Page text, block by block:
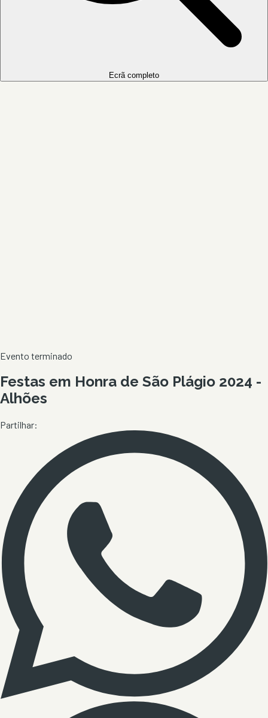
Ecrã completo
Evento terminado
Festas em Honra de São Plágio 2024 -
Alhões
Partilhar: